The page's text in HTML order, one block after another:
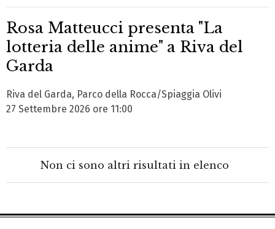
Rosa Matteucci presenta "La
lotteria delle anime" a Riva del
Garda
Riva del Garda, Parco della Rocca/Spiaggia Olivi
27 Settembre 2026 ore 11:00
Non ci sono altri risultati in elenco